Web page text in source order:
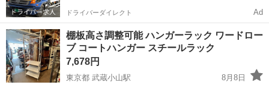
ドライバーダイレクト Ad
棚板高さ調整可能 ハンガーラック ワードロー
ブ コートハンガー スチールラック
7,678円
東京都 武蔵小山駅
8月8日